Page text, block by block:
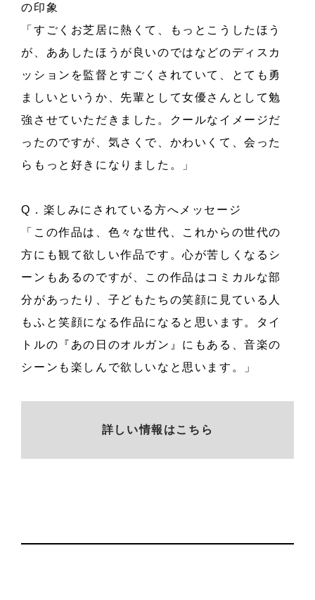
の印象
「すごくお芝居に熱くて、もっとこうしたほう
が、ああしたほうが良いのではなどのディスカ
ッションを監督とすごくされていて、とても勇
ましいというか、先輩として女優さんとして勉
強させていただきました。クールなイメージだ
ったのですが、気さくで、かわいくて、会った
らもっと好きになりました。」
Q．楽しみにされている方へメッセージ
「この作品は、色々な世代、これからの世代の
方にも観て欲しい作品です。心が苦しくなるシ
ーンもあるのですが、この作品はコミカルな部
分があったり、子どもたちの笑顔に見ている人
もふと笑顔になる作品になると思います。タイ
トルの『あの日のオルガン』にもある、音楽の
シーンも楽しんで欲しいなと思います。」
詳しい情報はこちら